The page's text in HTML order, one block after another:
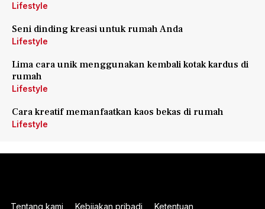
Lifestyle
Seni dinding kreasi untuk rumah Anda
Lifestyle
Lima cara unik menggunakan kembali kotak kardus di
rumah
Lifestyle
Cara kreatif memanfaatkan kaos bekas di rumah
Lifestyle
Tentang kami Kebijakan pribadi Ketentuan